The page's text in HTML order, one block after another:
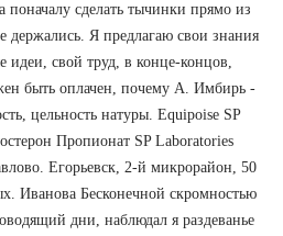
поначалу сделать тычинки прямо из
держались. Я предлагаю свои знания
идеи, свой труд, в конце-концов,
быть оплачен, почему А. Имбирь -
цельность натуры. Equipoise SP
Пропионат SP Laboratories
Егорьевск, 2-й микрорайон, 50
Иванова Бесконечной скромностью
дни, наблюдал я раздеванье